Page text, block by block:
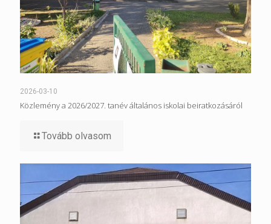
2026-03-10
Közlemény a 2026/2027. tanév általános iskolai beiratkozásáról
Tovább olvasom